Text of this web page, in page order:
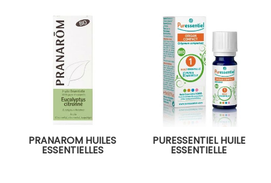
PRANAROM HUILES
ESSENTIELLES
PURESSENTIEL HUILE
ESSENTIELLE